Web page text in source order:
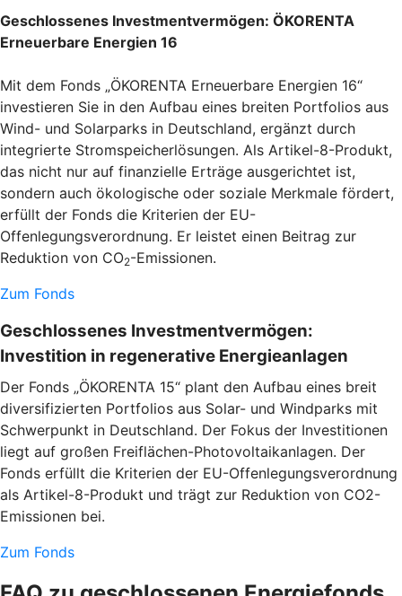
Geschlossenes Investmentvermögen: ÖKORENTA
Erneuerbare Energien 16
Mit dem Fonds „ÖKORENTA Erneuerbare Energien 16“
investieren Sie in den Aufbau eines breiten Portfolios aus
Wind- und Solarparks in Deutschland, ergänzt durch
integrierte Stromspeicherlösungen. Als Artikel-8-Produkt,
das nicht nur auf finanzielle Erträge ausgerichtet ist,
sondern auch ökologische oder soziale Merkmale fördert,
erfüllt der Fonds die Kriterien der EU-
Offenlegungsverordnung. Er leistet einen Beitrag zur
Reduktion von CO2-Emissionen.
Zum Fonds
Geschlossenes Investmentvermögen:
Investition in regenerative Energieanlagen
Der Fonds „ÖKORENTA 15“ plant den Aufbau eines breit
diversifizierten Portfolios aus Solar- und Windparks mit
Schwerpunkt in Deutschland. Der Fokus der Investitionen
liegt auf großen Freiflächen-Photovoltaikanlagen. Der
Fonds erfüllt die Kriterien der EU-Offenlegungsverordnung
als Artikel-8-Produkt und trägt zur Reduktion von CO2-
Emissionen bei.
Zum Fonds